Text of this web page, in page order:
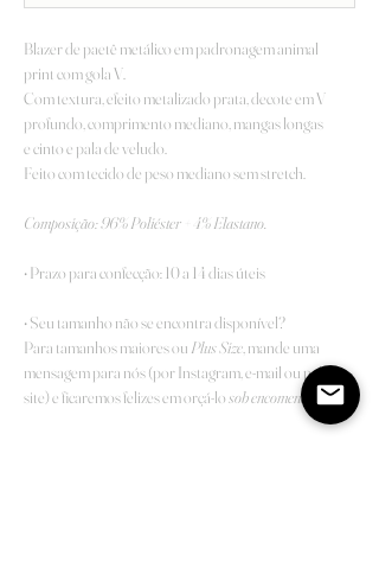
Blazer de paetê metálico em padronagem animal
print com gola V.
Com textura, efeito metalizado prata, decote em V
profundo, comprimento mediano, mangas longas
e cinto e pala de veludo.
Feito com tecido de peso mediano sem stretch.
Composição: 96% Poliéster + 4% Elastano.
• Prazo para confecção: 10 a 14 dias úteis
• Seu tamanho não se encontra disponível?
Para tamanhos maiores ou Plus Size, mande uma
mensagem para nós (por Instagram, e-mail ou pelo
site) e ficaremos felizes em orçá-losob encomenda